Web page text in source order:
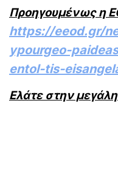
Προηγουμένως η
https://eeod.gr/
ypourgeo-
entol-tis-
Ελάτε στην